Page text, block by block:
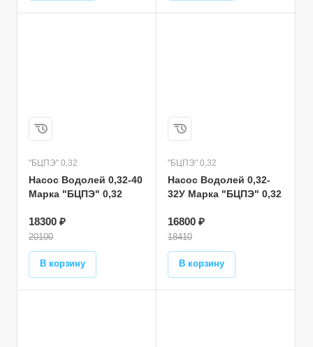
"БЦПЭ" 0,32
Насос Водолей 0,32-40
Марка "БЦПЭ" 0,32
18300 ₽
20100
В корзину
"БЦПЭ" 0,32
Насос Водолей 0,32-
32У Марка "БЦПЭ" 0,32
16800 ₽
18410
В корзину